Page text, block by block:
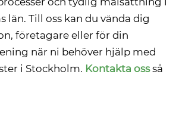
län. Till oss kan du vända dig
företagare eller för din
när ni behöver hjälp med
i Stockholm. Kontakta ossså